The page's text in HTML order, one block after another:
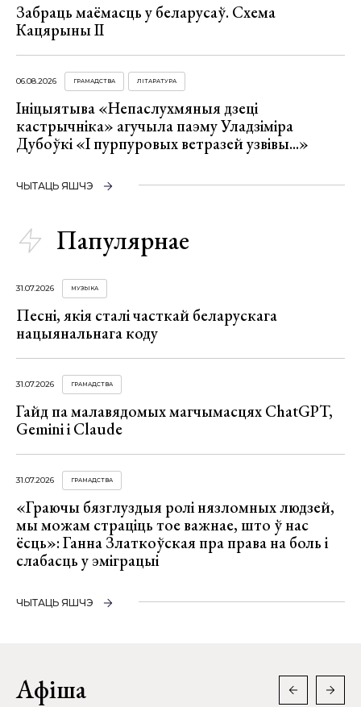
Забраць маёмасць у беларусаў. Схема
Кацярыны ІІ
06.08.2026 ГРАМАДСТВА ЛІТАРАТУРА
Ініцыятыва «Непаслухмяныя дзеці
кастрычніка» агучыла паэму Уладзіміра
Дубоўкі «І пурпуровых ветразей узвівы...»
ЧЫТАЦЬ ЯШЧЭ
Папулярнае
31.07.2026 МУЗЫКА
Песні, якія сталі часткай беларускага
нацыянальнага коду
31.07.2026 ГРАМАДСТВА
Гайд па малавядомых магчымасцях ChatGPT,
Gemini і Claude
31.07.2026 ГРАМАДСТВА
«Граючы бязглуздыя ролі нязломных людзей,
мы можам страціць тое важнае, што ў нас
ёсць»: Ганна Златкоўская пра права на боль і
слабасць у эміграцыі
ЧЫТАЦЬ ЯШЧЭ
Афіша